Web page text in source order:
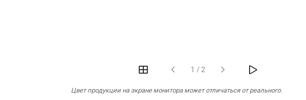
1 / 2
Цвет продукции на экране монитора может отличаться от реального.